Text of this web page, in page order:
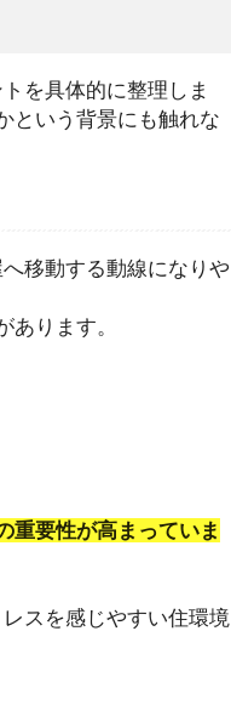
を具体的に整理しま
という背景にも触れな
移動する動線になりや
あります。
重要性が高まっていま
スを感じやすい住環境